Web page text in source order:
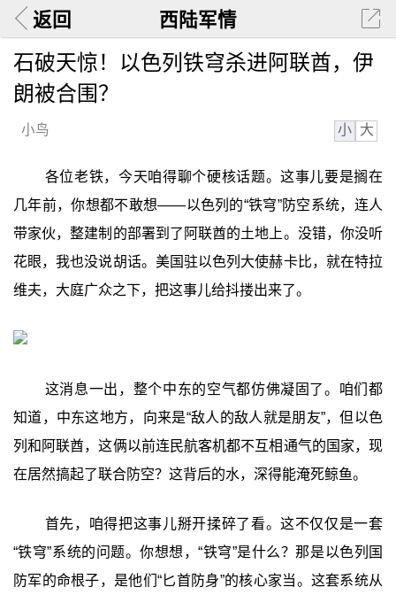
返回 西陆军情
石破天惊！以色列铁穹杀进阿联酋，伊
朗被合围？
小鸟 小 大
各位老铁，今天咱得聊个硬核话题。这事儿要是搁在
几年前，你想都不敢想——以色列的“铁穹”防空系统，连人
带家伙，整建制的部署到了阿联酋的土地上。没错，你没听
花眼，我也没说胡话。美国驻以色列大使赫卡比，就在特拉
维夫，大庭广众之下，把这事儿给抖搂出来了。
这消息一出，整个中东的空气都仿佛凝固了。咱们都
知道，中东这地方，向来是“敌人的敌人就是朋友”，但以色
列和阿联酋，这俩以前连民航客机都不互相通气的国家，现
在居然搞起了联合防空？这背后的水，深得能淹死鲸鱼。
首先，咱得把这事儿掰开揉碎了看。这不仅仅是一套
“铁穹”系统的问题。你想想，“铁穹”是什么？那是以色列国
防军的命根子，是他们“匕首防身”的核心家当。这套系统从